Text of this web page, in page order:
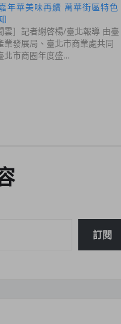
年華美味再續 萬華街區特色
雲］記者謝啓楊/臺北報導 由臺
業發展局、臺北市商業處共同
北市商圈年度盛…
訂閱